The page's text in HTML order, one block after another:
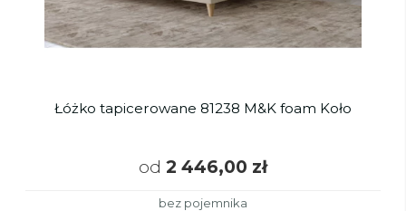
Łóżko tapicerowane 81238 M&K foam Koło
od 2 446,00 zł
bez pojemnika